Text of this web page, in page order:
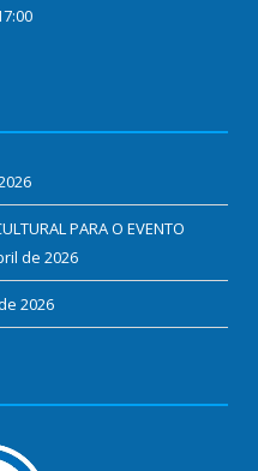
PARA O EVENTO
de 2026
2026